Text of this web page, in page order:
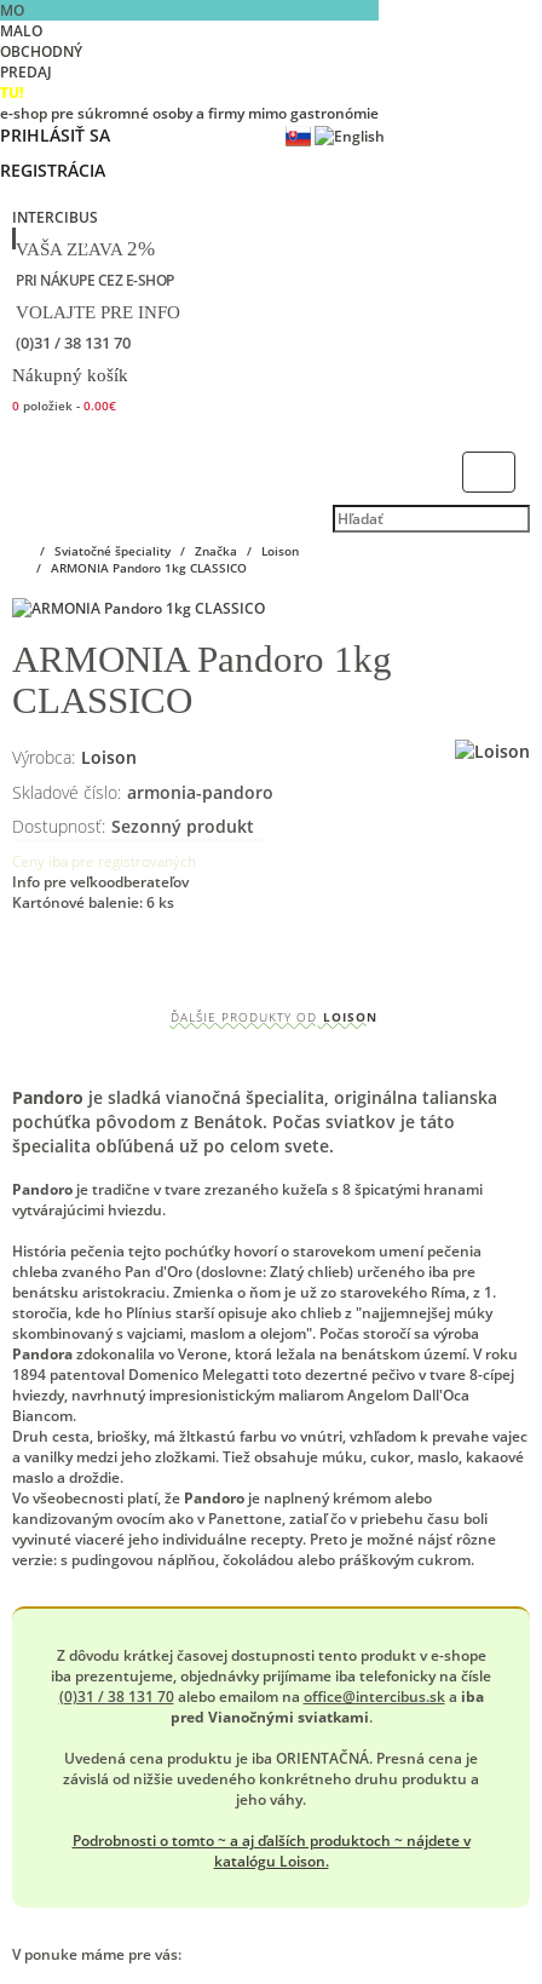
MO
MALO
OBCHODNÝ
PREDAJ
TU!
e-shop pre súkromné osoby a firmy mimo gastronómie
PRIHLÁSIŤ SA
REGISTRÁCIA
INTERCIBUS
VAŠA ZĽAVA 2%
PRI NÁKUPE CEZ E-SHOP
VOLAJTE PRE INFO
(0)31 / 38 131 70
Nákupný košík
0 položiek - 0.00€
Sviatočné špeciality Značka
Loison
ARMONIA Pandoro 1kg CLASSICO
ARMONIA Pandoro 1kg
CLASSICO
Výrobca: Loison
Skladové číslo: armonia-pandoro
Dostupnosť: Sezonný produkt
Ceny iba pre registrovaných
Info pre veľkoodberateľov
Kartónové balenie: 6 ks
ĎALŠIE PRODUKTY OD LOISON
Pandoro je sladká vianočná špecialita, originálna talianska
pochúťka pôvodom z Benátok. Počas sviatkov je táto
špecialita obľúbená už po celom svete.
Pandoro je tradične v tvare zrezaného kužeľa s 8 špicatými hranami
vytvárajúcimi hviezdu.
História pečenia tejto pochúťky hovorí o starovekom umení pečenia
chleba zvaného Pan d'Oro (doslovne: Zlatý chlieb) určeného iba pre
benátsku aristokraciu. Zmienka o ňom je už zo starovekého Ríma, z 1.
storočia, kde ho Plínius starší opisuje ako chlieb z "najjemnejšej múky
skombinovaný s vajciami, maslom a olejom". Počas storočí sa výroba
Pandorazdokonalila vo Verone, ktorá ležala na benátskom území. V roku
1894 patentoval Domenico Melegatti toto dezertné pečivo v tvare 8-cípej
hviezdy, navrhnutý impresionistickým maliarom Angelom Dall'Oca
Biancom.
Druh cesta, briošky, má žltkastú farbu vo vnútri, vzhľadom k prevahe vajec
a vanilky medzi jeho zložkami. Tiež obsahuje múku, cukor, maslo, kakaové
maslo a droždie.
Vo všeobecnosti platí, že Pandoro je naplnený krémom alebo
kandizovaným ovocím ako v Panettone, zatiaľ čo v priebehu času boli
vyvinuté viaceré jeho individuálne recepty. Preto je možné nájsť rôzne
verzie: s pudingovou náplňou, čokoládou alebo práškovým cukrom.
Z dôvodu krátkej časovej dostupnosti tento produkt v e-shope
iba prezentujeme, objednávky prijímame iba telefonicky na čísle
(0)31 / 38 131 70alebo emailom na office@intercibus.ska iba
pred Vianočnými sviatkami.
Uvedená cena produktu je iba ORIENTAČNÁ. Presná cena je
závislá od nižšie uvedeného konkrétneho druhu produktu a
jeho váhy.
Podrobnosti o tomto ~ a aj ďalších produktoch ~ nájdete v
katalógu Loison.
V ponuke máme pre vás: